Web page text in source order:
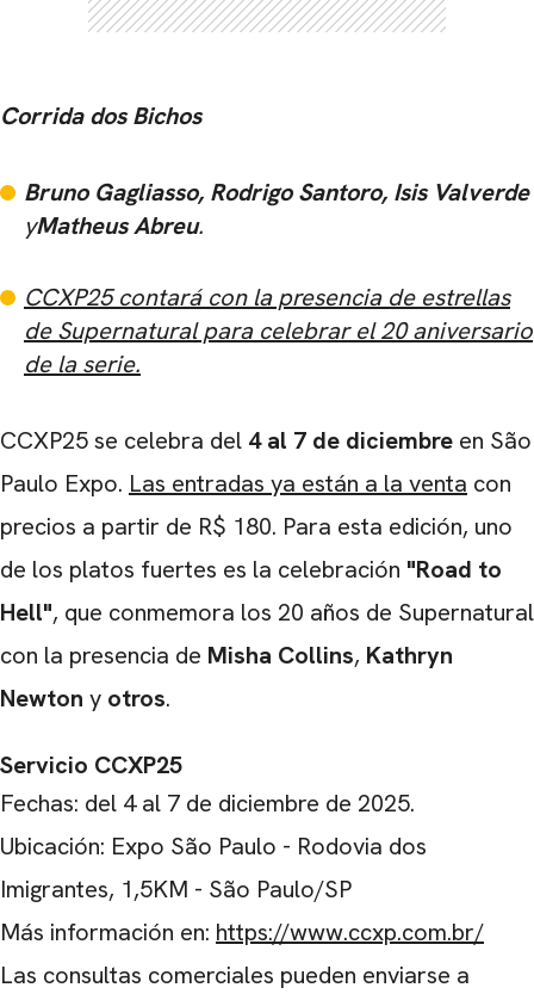
Corrida dos Bichos
Bruno Gagliasso, Rodrigo Santoro, Isis Valverde
yMatheus Abreu.
CCXP25 contará con la presencia de estrellas
de Supernatural para celebrar el 20 aniversario
de la serie.
CCXP25 se celebra del 4 al 7 de diciembre en São
Paulo Expo. Las entradas ya están a la venta con
precios a partir de R$ 180. Para esta edición, uno
de los platos fuertes es la celebración "Road to
Hell", que conmemora los 20 años de Supernatural
con la presencia de Misha Collins, Kathryn
Newton y otros.
Servicio CCXP25
Fechas: del 4 al 7 de diciembre de 2025.
Ubicación: Expo São Paulo - Rodovia dos
Imigrantes, 1,5KM - São Paulo/SP
Más información en: https://www.ccxp.com.br/
Las consultas comerciales pueden enviarse a